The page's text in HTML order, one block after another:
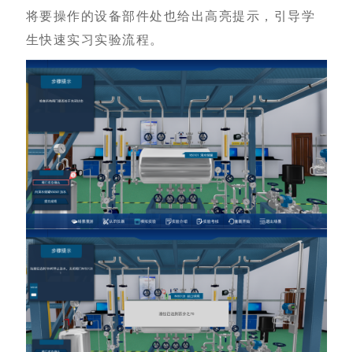
将要操作的设备部件处也给出高亮提示，引导学
生快速实习实验流程。